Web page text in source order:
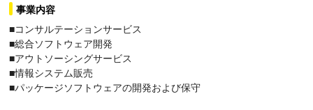
事業内容
■コンサルテーションサービス
■総合ソフトウェア開発
■アウトソーシングサービス
■情報システム販売
■パッケージソフトウェアの開発および保守